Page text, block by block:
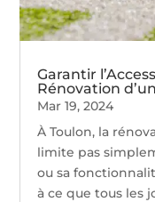
Garantir
Rénovation
Mar 19, 2024
À Toulon, la
limite pas
ou sa
à ce que tous les